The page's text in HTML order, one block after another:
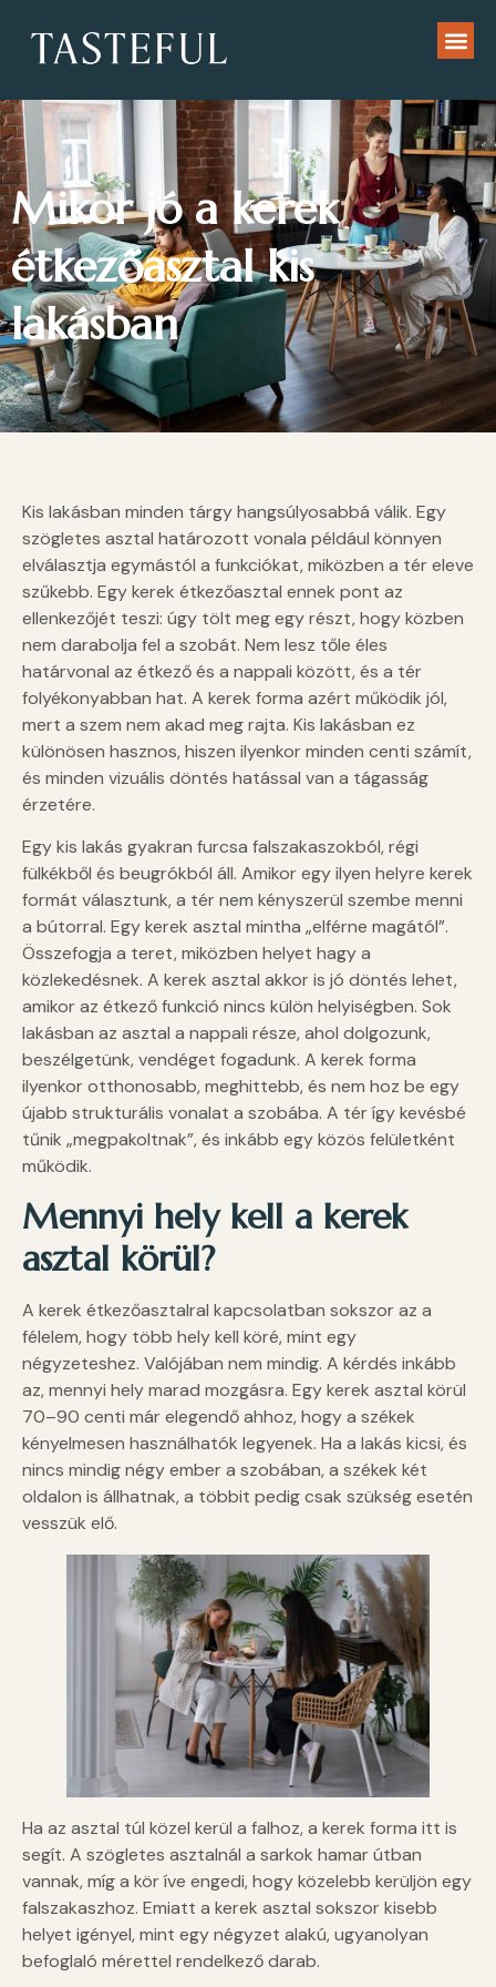
Mikor jó a kerek
étkezőasztal kis
lakásban
Kis lakásban minden tárgy hangsúlyosabbá válik. Egy
szögletes asztal határozott vonala például könnyen
elválasztja egymástól a funkciókat, miközben a tér eleve
szűkebb. Egy kerek étkezőasztal ennek pont az
ellenkezőjét teszi: úgy tölt meg egy részt, hogy közben
nem darabolja fel a szobát. Nem lesz tőle éles
határvonal az étkező és a nappali között, és a tér
folyékonyabban hat. A kerek forma azért működik jól,
mert a szem nem akad meg rajta. Kis lakásban ez
különösen hasznos, hiszen ilyenkor minden centi számít,
és minden vizuális döntés hatással van a tágasság
érzetére.
Egy kis lakás gyakran furcsa falszakaszokból, régi
fülkékből és beugrókból áll. Amikor egy ilyen helyre kerek
formát választunk, a tér nem kényszerül szembe menni
a bútorral. Egy kerek asztal mintha „elférne magától”.
Összefogja a teret, miközben helyet hagy a
közlekedésnek. A kerek asztal akkor is jó döntés lehet,
amikor az étkező funkció nincs külön helyiségben. Sok
lakásban az asztal a nappali része, ahol dolgozunk,
beszélgetünk, vendéget fogadunk. A kerek forma
ilyenkor otthonosabb, meghittebb, és nem hoz be egy
újabb strukturális vonalat a szobába. A tér így kevésbé
tűnik „megpakoltnak”, és inkább egy közös felületként
működik.
Mennyi hely kell a kerek
asztal körül?
A kerek étkezőasztalral kapcsolatban sokszor az a
félelem, hogy több hely kell köré, mint egy
négyzeteshez. Valójában nem mindig. A kérdés inkább
az, mennyi hely marad mozgásra. Egy kerek asztal körül
70–90 centi már elegendő ahhoz, hogy a székek
kényelmesen használhatók legyenek. Ha a lakás kicsi, és
nincs mindig négy ember a szobában, a székek két
oldalon is állhatnak, a többit pedig csak szükség esetén
vesszük elő.
Ha az asztal túl közel kerül a falhoz, a kerek forma itt is
segít. A szögletes asztalnál a sarkok hamar útban
vannak, míg a kör íve engedi, hogy közelebb kerüljön egy
falszakaszhoz. Emiatt a kerek asztal sokszor kisebb
helyet igényel, mint egy négyzet alakú, ugyanolyan
befoglaló mérettel rendelkező darab.